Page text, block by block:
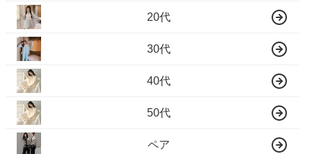
20代
30代
40代
50代
ペア